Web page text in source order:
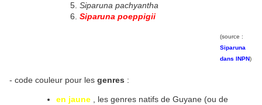
Siparuna pachyantha
Siparuna poeppigii
(source :
Siparuna
dans INPN)
- code couleur pour les genres :
en jaune
, les genres natifs de Guyane (ou de